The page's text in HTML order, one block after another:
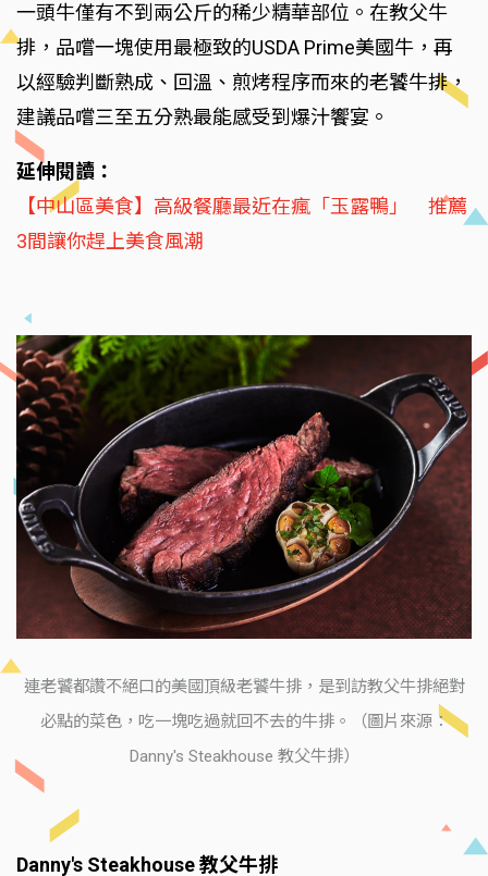
一頭牛僅有不到兩公斤的稀少精華部位。在教父牛
排，品嚐一塊使用最極致的USDA Prime美國牛，再
以經驗判斷熟成、回溫、煎烤程序而來的老饕牛排，
建議品嚐三至五分熟最能感受到爆汁饗宴。
延伸閱讀：
【中山區美食】高級餐廳最近在瘋「玉露鴨」 推薦
3間讓你趕上美食風潮
連老饕都讚不絕口的美國頂級老饕牛排，是到訪教父牛排絕對
必點的菜色，吃一塊吃過就回不去的牛排。（圖片來源：
Danny's Steakhouse 教父牛排）
Danny's Steakhouse 教父牛排